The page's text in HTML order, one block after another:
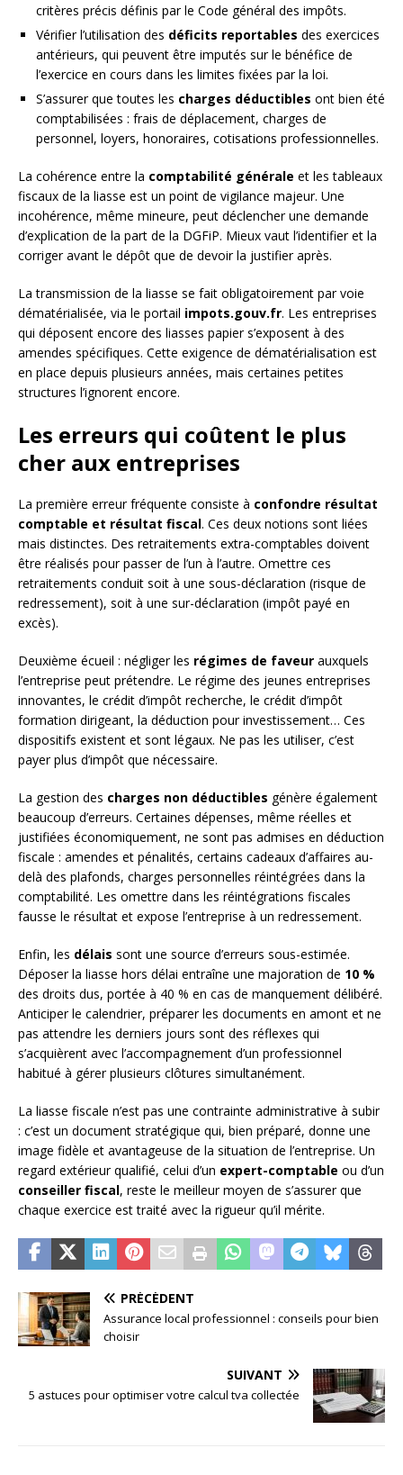
critères précis définis par le Code général des impôts.
Vérifier l’utilisation des déficits reportables des exercices
antérieurs, qui peuvent être imputés sur le bénéfice de
l’exercice en cours dans les limites fixées par la loi.
S’assurer que toutes les charges déductibles ont bien été
comptabilisées : frais de déplacement, charges de
personnel, loyers, honoraires, cotisations professionnelles.
La cohérence entre la comptabilité générale et les tableaux
fiscaux de la liasse est un point de vigilance majeur. Une
incohérence, même mineure, peut déclencher une demande
d’explication de la part de la DGFiP. Mieux vaut l’identifier et la
corriger avant le dépôt que de devoir la justifier après.
La transmission de la liasse se fait obligatoirement par voie
dématérialisée, via le portail impots.gouv.fr. Les entreprises
qui déposent encore des liasses papier s’exposent à des
amendes spécifiques. Cette exigence de dématérialisation est
en place depuis plusieurs années, mais certaines petites
structures l’ignorent encore.
Les erreurs qui coûtent le plus
cher aux entreprises
La première erreur fréquente consiste à confondre résultat
comptable et résultat fiscal. Ces deux notions sont liées
mais distinctes. Des retraitements extra-comptables doivent
être réalisés pour passer de l’un à l’autre. Omettre ces
retraitements conduit soit à une sous-déclaration (risque de
redressement), soit à une sur-déclaration (impôt payé en
excès).
Deuxième écueil : négliger les régimes de faveur auxquels
l’entreprise peut prétendre. Le régime des jeunes entreprises
innovantes, le crédit d’impôt recherche, le crédit d’impôt
formation dirigeant, la déduction pour investissement… Ces
dispositifs existent et sont légaux. Ne pas les utiliser, c’est
payer plus d’impôt que nécessaire.
La gestion des charges non déductibles génère également
beaucoup d’erreurs. Certaines dépenses, même réelles et
justifiées économiquement, ne sont pas admises en déduction
fiscale : amendes et pénalités, certains cadeaux d’affaires au-
delà des plafonds, charges personnelles réintégrées dans la
comptabilité. Les omettre dans les réintégrations fiscales
fausse le résultat et expose l’entreprise à un redressement.
Enfin, les délais sont une source d’erreurs sous-estimée.
Déposer la liasse hors délai entraîne une majoration de 10 %
des droits dus, portée à 40 % en cas de manquement délibéré.
Anticiper le calendrier, préparer les documents en amont et ne
pas attendre les derniers jours sont des réflexes qui
s’acquièrent avec l’accompagnement d’un professionnel
habitué à gérer plusieurs clôtures simultanément.
La liasse fiscale n’est pas une contrainte administrative à subir
: c’est un document stratégique qui, bien préparé, donne une
image fidèle et avantageuse de la situation de l’entreprise. Un
regard extérieur qualifié, celui d’un expert-comptable ou d’un
conseiller fiscal, reste le meilleur moyen de s’assurer que
chaque exercice est traité avec la rigueur qu’il mérite.
PRÉCÉDENT
Assurance local professionnel : conseils pour bien
choisir
SUIVANT
5 astuces pour optimiser votre calcul tva collectée